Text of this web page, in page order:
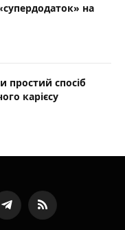
на
простий спосіб
карієсу
TelegramRSS